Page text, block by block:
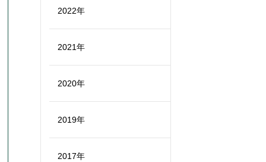
2022年
2021年
2020年
2019年
2017年